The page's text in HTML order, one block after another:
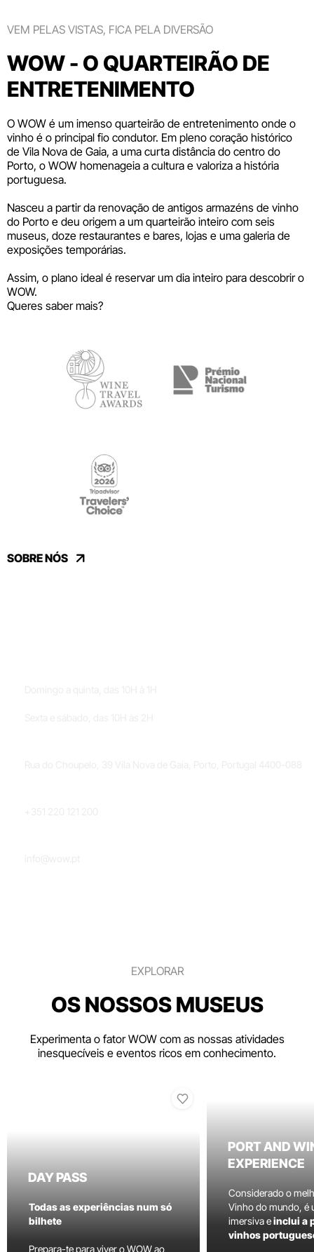
VEM PELAS VISTAS, FICA PELA DIVERSÃO
WOW - O QUARTEIRÃO DE
ENTRETENIMENTO
O WOW é um imenso quarteirão de entretenimento onde o
vinho é o principal fio condutor. Em pleno coração histórico
de Vila Nova de Gaia, a uma curta distância do centro do
Porto, o WOW homenageia a cultura e valoriza a história
portuguesa.
Nasceu a partir da renovação de antigos armazéns de vinho
do Porto e deu origem a um quarteirão inteiro com seis
museus, doze restaurantes e bares, lojas e uma galeria de
exposições temporárias.
Assim, o plano ideal é reservar um dia inteiro para descobrir o
WOW.
Queres saber mais?
SOBRE NÓS
EXPLORAR
OS NOSSOS MUSEUS
Experimenta o fator WOW com as nossas atividades
inesquecíveis e eventos ricos em conhecimento.
DAY PASS
Todas as experiências num só
bilhete
Prepara-te para viver o WOW ao
PORT AND
EXPERIENCE
Considerado o
Vinho do mundo, é
imersiva einclui a
vinhos